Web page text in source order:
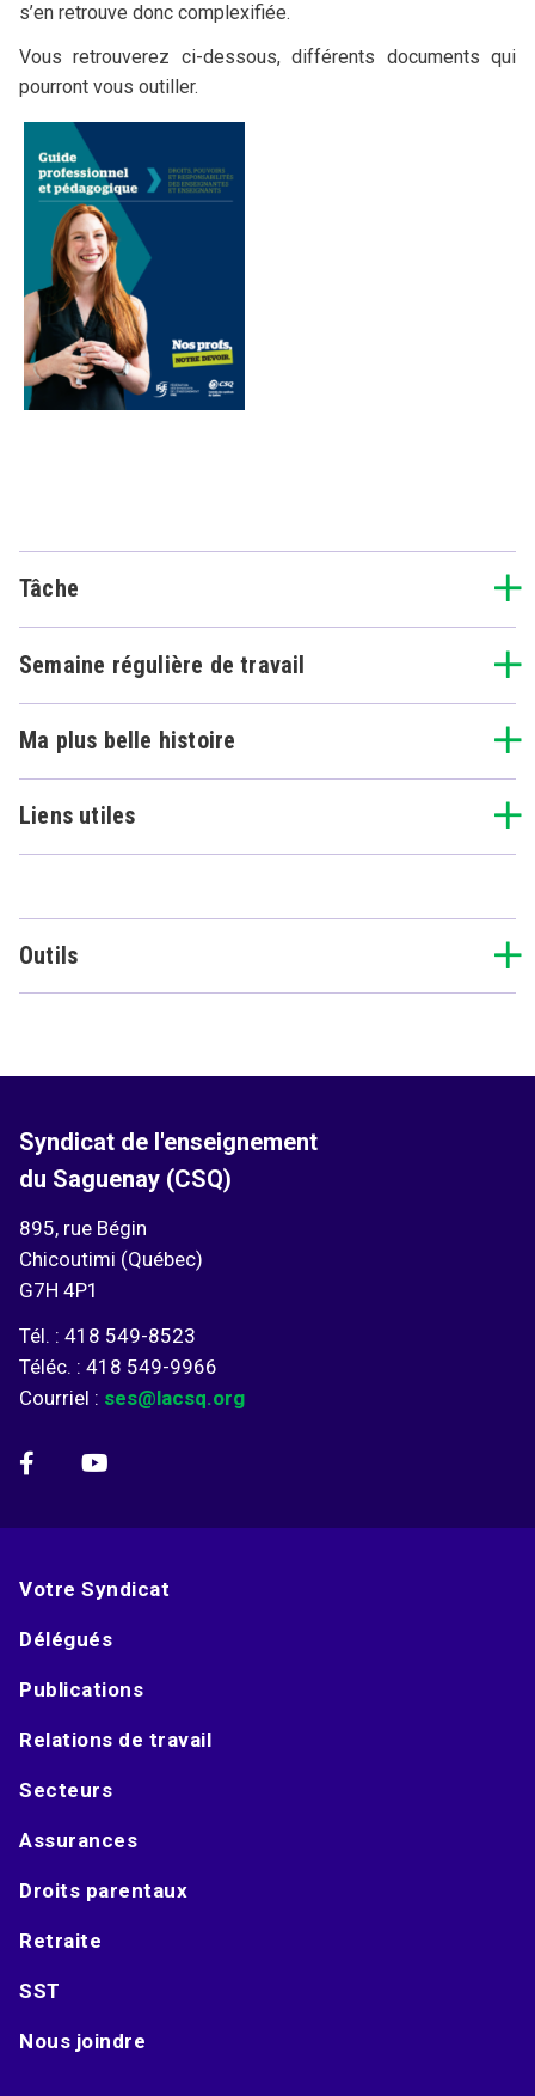
s’en retrouve donc complexifiée.
Vous retrouverez ci-dessous, différents documents qui
pourront vous outiller.
Tâche
Semaine régulière de travail
Ma plus belle histoire
Liens utiles
Outils
Syndicat de l'enseignement
du Saguenay (CSQ)
895, rue Bégin
Chicoutimi (Québec)
G7H 4P1
Tél. : 418 549-8523
Téléc. : 418 549-9966
Courriel : ses@lacsq.org
Votre Syndicat
Délégués
Publications
Relations de travail
Secteurs
Assurances
Droits parentaux
Retraite
SST
Nous joindre